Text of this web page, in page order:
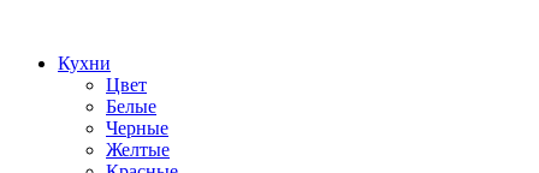
Кухни
Цвет
Белые
Черные
Желтые